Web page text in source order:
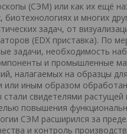
(СЭМ) или как их ещё
биотехнологиях и многих
задач, от
(EDX приставка). По
задачи, необходимость
и промышленные
налагаемых на образцы
или иным образом
свидетелями
повышения
СЭМ расширился за
и контроль